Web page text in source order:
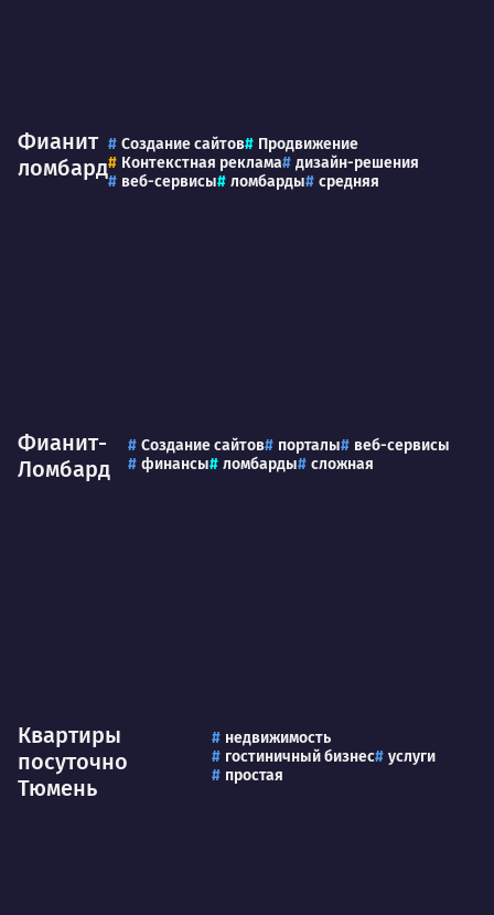
Фианит
ломбард
Создание сайтов
Продвижение
Контекстная реклама
дизайн-решения
веб-сервисы
ломбарды средняя
Фианит-
Ломбард
Создание сайтов порталы
веб-сервисы
финансы
ломбарды сложная
Квартиры
посуточно
Тюмень
недвижимость
гостиничный бизнес
услуги
простая